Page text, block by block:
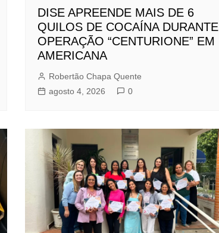
DISE APREENDE MAIS DE 6
QUILOS DE COCAÍNA DURANTE
OPERAÇÃO “CENTURIONE” EM
AMERICANA
Robertão Chapa Quente
agosto 4, 2026
0